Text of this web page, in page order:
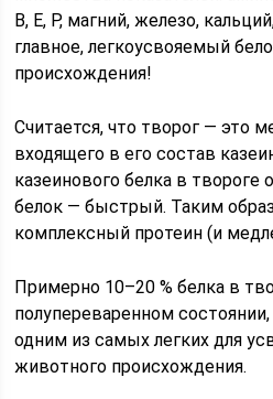
B, E, P, магний, железо,
главное, легкоусвояемый
происхождения!
Считается, что творог — это
входящего в его состав
казеинового белка в твороге
белок — быстрый. Таким
комплексный протеин (и
Примерно 10–20 % белка в
полупереваренном
одним из самых легких для
животного происхождения.